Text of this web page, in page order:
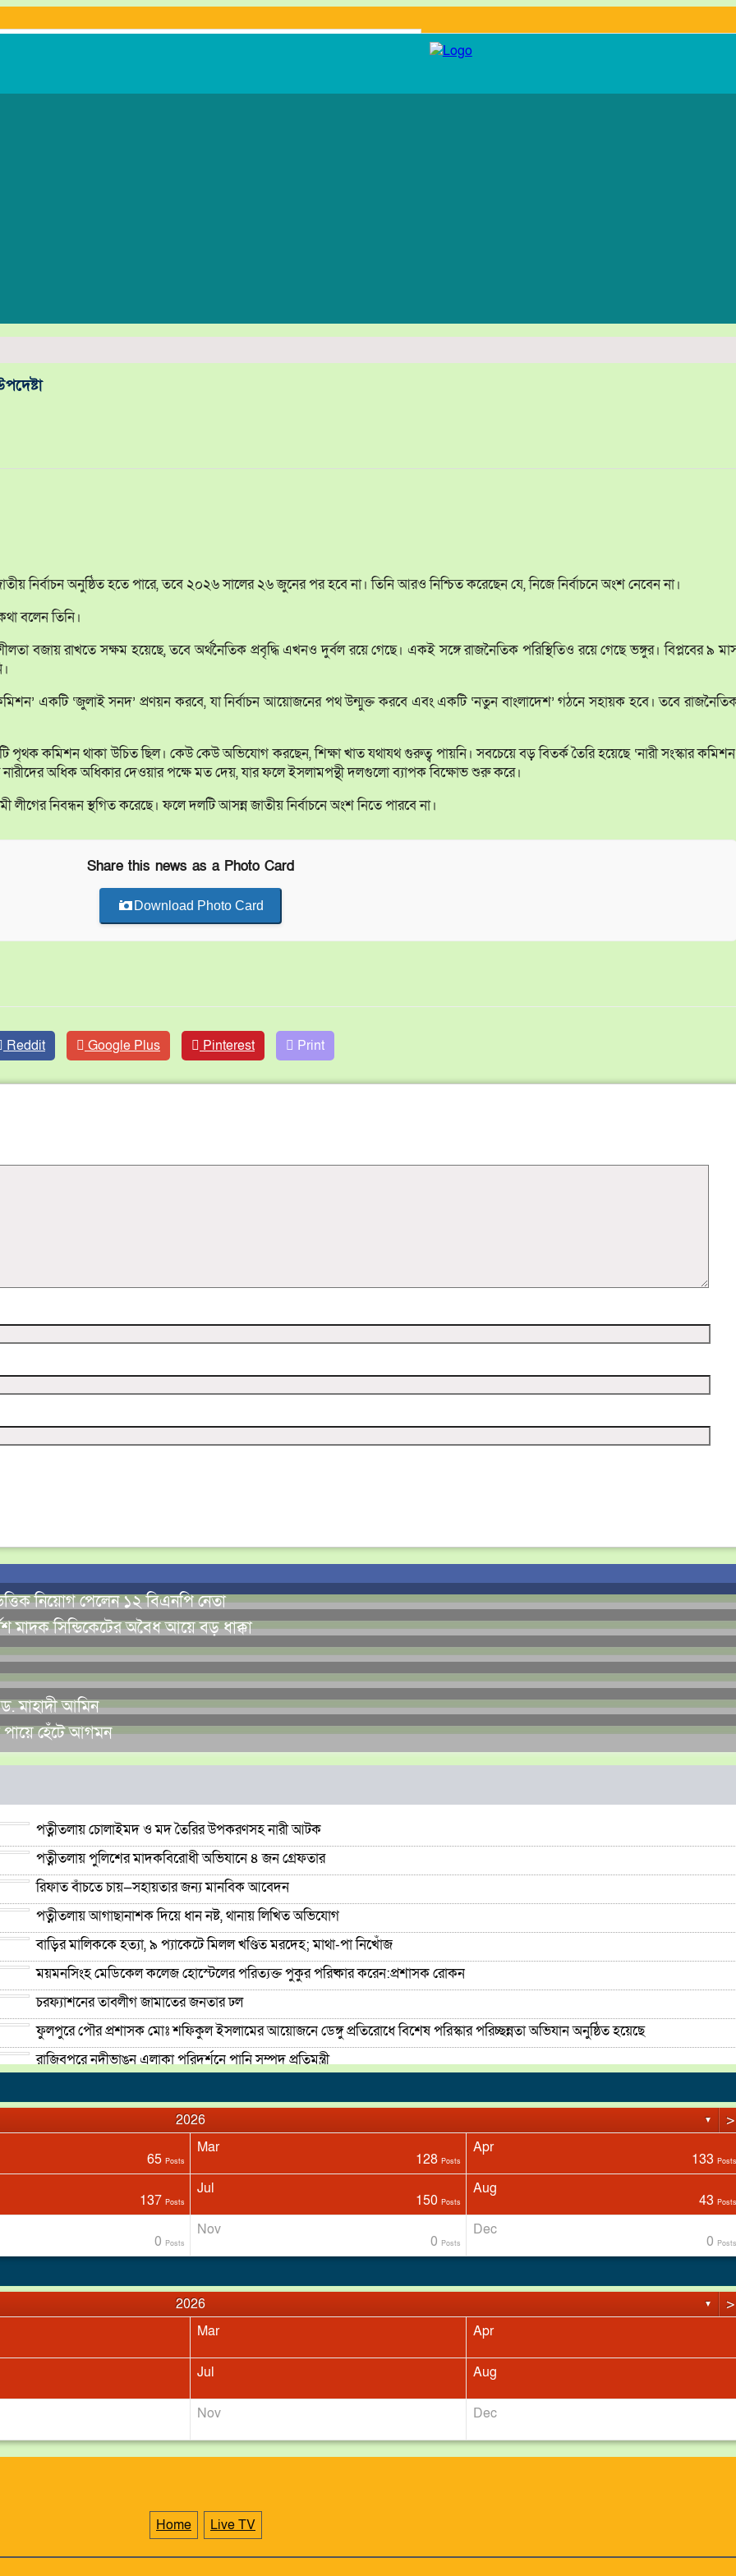
নির্বাচন অনুষ্ঠিত হতে পারে, তবে ২০২৬ সালের ২৬ জুনের পর হবে না। তিনি আরও নিশ্চিত করেছেন যে, নিজে নির্বাচনে অংশ নেবেন না।
বলেন তিনি।
বজায় রাখতে সক্ষম হয়েছে, তবে অর্থনৈতিক প্রবৃদ্ধি এখনও দুর্বল রয়ে গেছে। একই সঙ্গে রাজনৈতিক পরিস্থিতিও রয়ে গেছে ভঙ্গুর। বিপ্লবের ৯
একটি ‘জুলাই সনদ’ প্রণয়ন করবে, যা নির্বাচন আয়োজনের পথ উন্মুক্ত করবে এবং একটি ‘নতুন বাংলাদেশ’ গঠনে সহায়ক হবে। তবে
পৃথক কমিশন থাকা উচিত ছিল। কেউ কেউ অভিযোগ করছেন, শিক্ষা খাত যথাযথ গুরুত্ব পায়নি। সবচেয়ে বড় বিতর্ক তৈরি হয়েছে ‘নারী সংস্কার
অধিক অধিকার দেওয়ার পক্ষে মত দেয়, যার ফলে ইসলামপন্থী দলগুলো ব্যাপক বিক্ষোভ শুরু করে।
নিবন্ধন স্থগিত করেছে। ফলে দলটি আসন্ন জাতীয় নির্বাচনে অংশ নিতে পারবে না।
Share this news as a Photo Card
Download Photo Card
Reddit Google Plus Pinterest Print
নিয়োগ পেলেন ১২ বিএনপি নেতা
মাদক সিন্ডিকেটের অবৈধ আয়ে বড় ধাক্কা
ড. মাহাদী আমিন
পায়ে হেঁটে আগমন
পত্নীতলায় চোলাইমদ ও মদ তৈরির উপকরণসহ নারী আটক
পত্নীতলায় পুলিশের মাদকবিরোধী অভিযানে ৪ জন গ্রেফতার
রিফাত বাঁচতে চায়—সহায়তার জন্য মানবিক আবেদন
পত্নীতলায় আগাছানাশক দিয়ে ধান নষ্ট, থানায় লিখিত অভিযোগ
বাড়ির মালিককে হত্যা, ৯ প্যাকেটে মিলল খণ্ডিত মরদেহ; মাথা-পা নিখোঁজ
ময়মনসিংহ মেডিকেল কলেজ হোস্টেলের পরিত্যক্ত পুকুর পরিষ্কার করেন:প্রশাসক রোকন
চরফ্যাশনের তাবলীগ জামাতের জনতার ঢল
ফুলপুরে পৌর প্রশাসক মোঃ শফিকুল ইসলামের আয়োজনে ডেঙ্গু প্রতিরোধে বিশেষ পরিস্কার পরিচ্ছন্নতা অভিযান অনুষ্ঠিত হয়েছে
রাজিবপুরে নদীভাঙন এলাকা পরিদর্শনে পানি সম্পদ প্রতিমন্ত্রী
চাঁদপুরের মাদকসেবী ভাতিজাকে তুলে আনতে গিয়ে চাচাকে পিটিয়ে হত্যা
2026 ▼ >
65 Posts
Mar
128 Posts
Apr
133 Posts
137 Posts
Jul
150 Posts
Aug
43 Posts
0 Posts
Nov
0 Posts
Dec
0 Posts
2026 ▼ >
Mar Apr
Jul Aug
Nov Dec
Home Live TV